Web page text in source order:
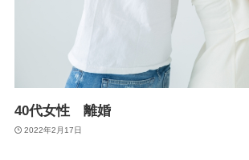
40代女性 離婚
2022年2月17日